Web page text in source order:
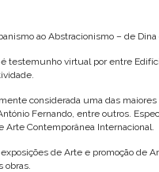
ao Abstracionismo – de
testemunho virtual por entre
considerada uma das
Fernando, entre outros.
Arte Contemporânea Internacional.
de Arte e promoção de
obras.